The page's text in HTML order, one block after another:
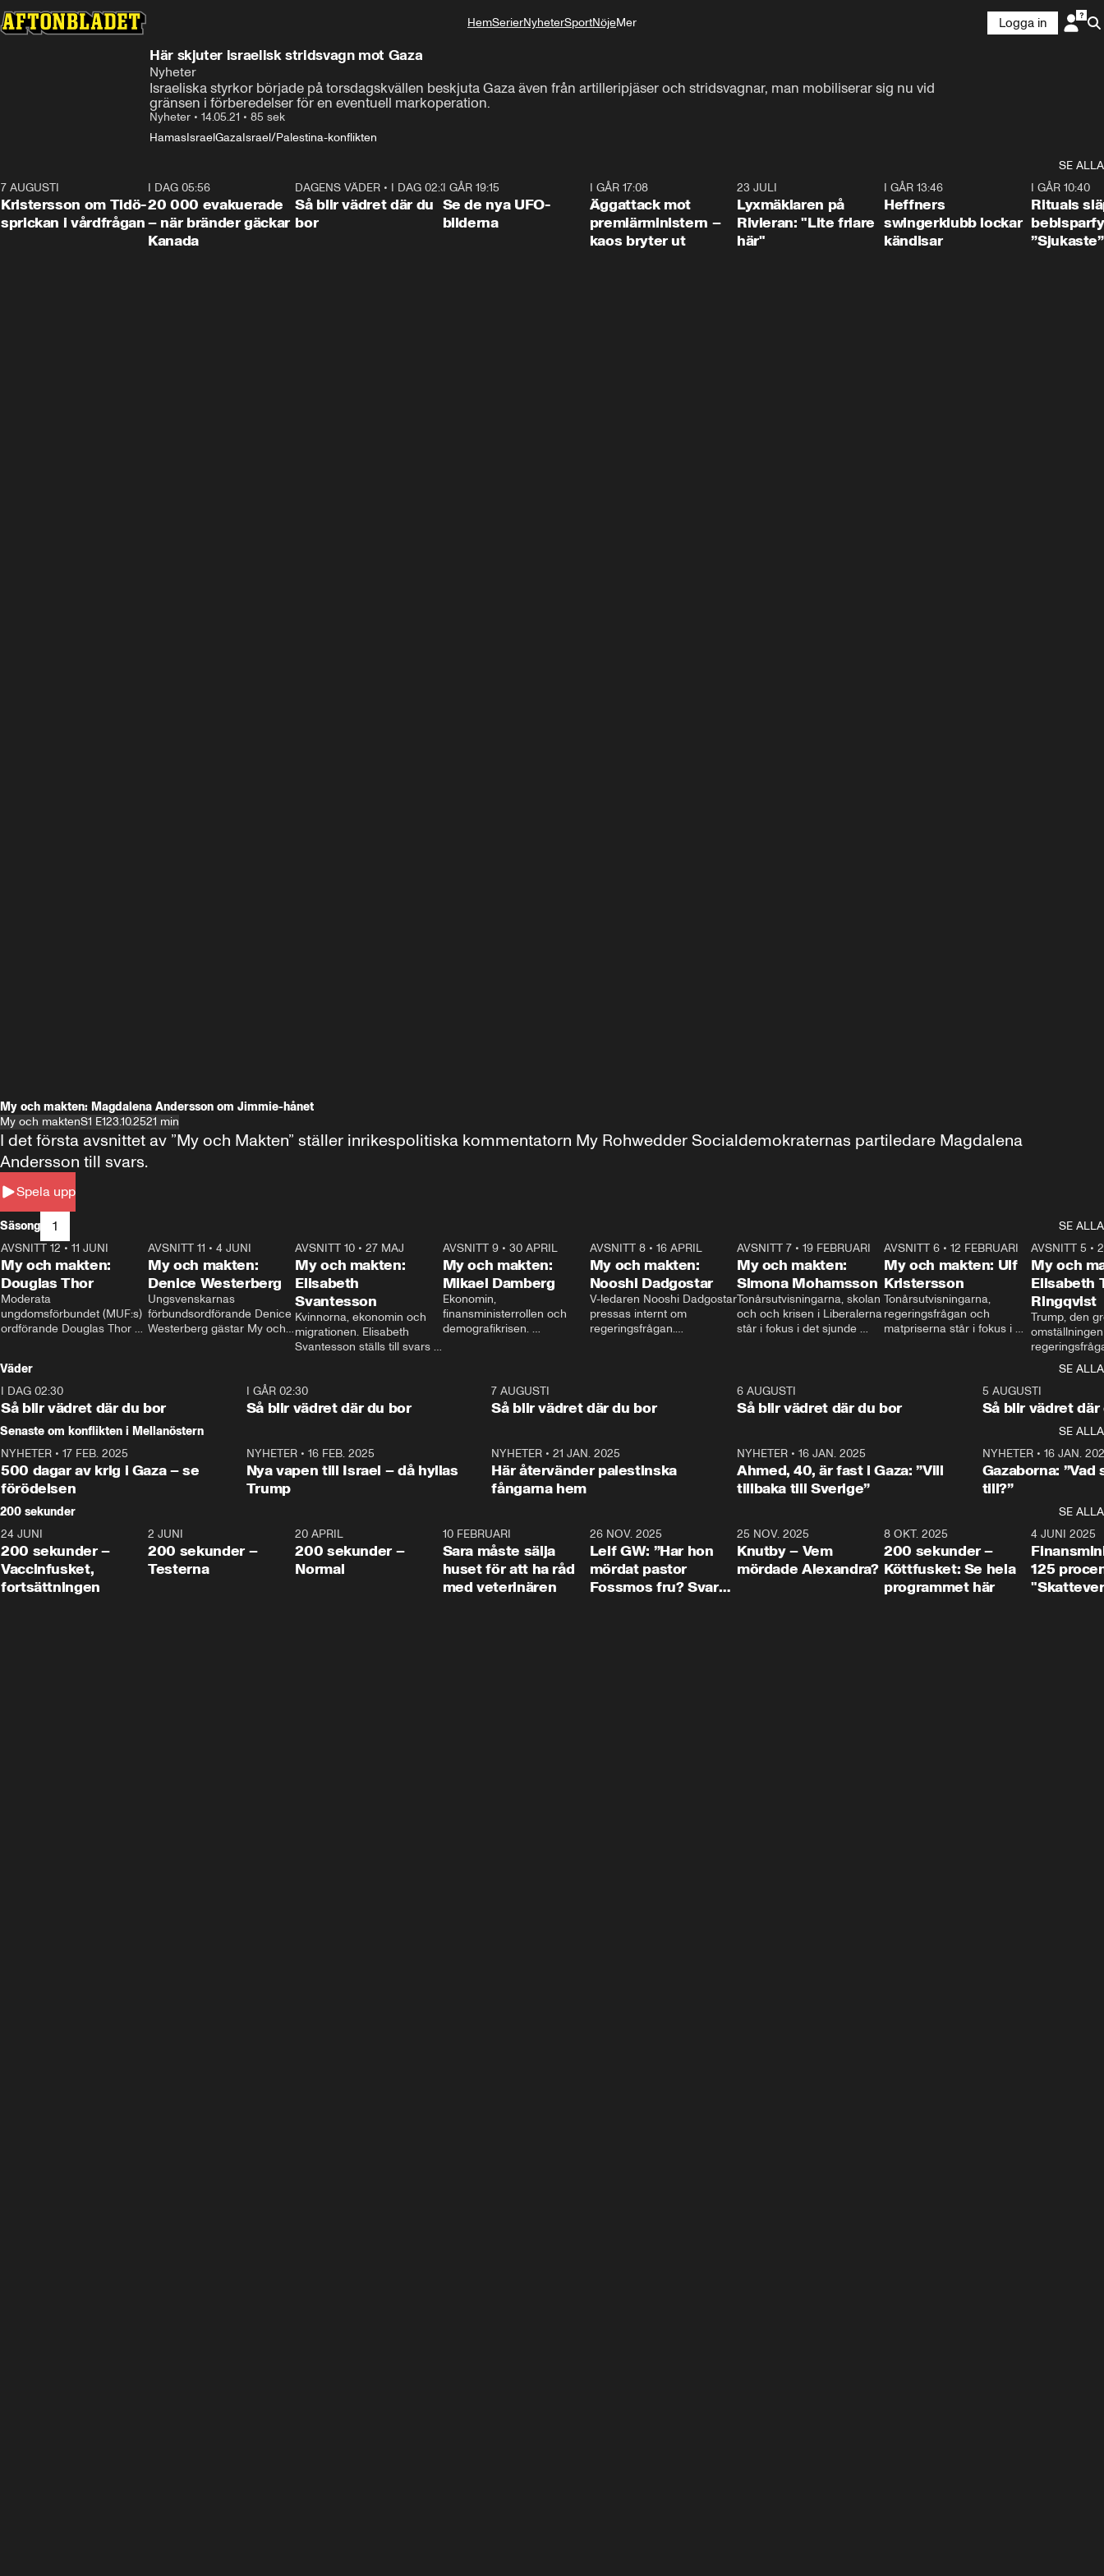
HemSerierNyheterSportNöjeMer
Logga in
Här skjuter israelisk stridsvagn mot Gaza
Nyheter
Israeliska styrkor började på torsdagskvällen beskjuta Gaza även från artilleripjäser och stridsvagnar, man mobiliserar sig nu vid
gränsen i förberedelser för en eventuell markoperation.
Nyheter • 14.05.21 • 85 sek
HamasIsraelGazaIsrael/Palestina-konflikten
SE ALLA
7 AUGUSTI
Kristersson om Tidö-
sprickan i vårdfrågan
I DAG 05:56
20 000 evakuerade
– när bränder gäckar
Kanada
1:06
DAGENS VÄDER • I DAG 02:30
Så blir vädret där du
bor
I GÅR 19:15
Se de nya UFO-
bilderna
I GÅR 17:08
Äggattack mot
premiärministern –
kaos bryter ut
23 JULI
Lyxmäklaren på
Rivieran: "Lite friare
här"
I GÅR 13:46
Heffners
swingerklubb lockar
kändisar
I GÅR 10:40
Rituals
”Sjukaste”
My och makten: Magdalena Andersson om Jimmie-hånet
My och maktenS1 E123.10.2521 min
Spela upp
I det första avsnittet av ”My och Makten” ställer inrikespolitiska kommentatorn My Rohwedder Socialdemokraternas partiledare Magdalena
Andersson till svars.
Säsong 1
SE ALLA
26:27
AVSNITT 12 • 11 JUNI
My och makten:
Douglas Thor
Moderata
ungdomsförbundet (MUF:s)
ordförande Douglas Thor
tonårsutvisningarna och hur
Moderaterna ska locka
väljare till valet i höst.
23:40
AVSNITT 11 •4 JUNI
My och makten:
Denice Westerberg
Ungsvenskarnas
förbundsordförande Denice
Westerberg gästar My och
AVSNITT 10 •27 MAJ
My och makten:
Elisabeth
Svantesson
Kvinnorna, ekonomin och
migrationen. Elisabeth
Svantesson ställs till svars
AVSNITT 9• 30 APRIL
My och makten:
Mikael Damberg
Ekonomin,
finansministerrollen och
demografikrisen.
och Makten.
AVSNITT 8• 16 APRIL
My och makten:
Nooshi Dadgostar
V-ledaren Nooshi Dadgostar
pressas internt om
regeringsfrågan.
– Vi ställer upp i val. Ska vi
vara med så sitter vi förstås
24:30
AVSNITT 7• 19 FEBRUARI
My och makten:
Simona Mohamsson
Tonårsutvisningarna, skolan
och och krisen i Liberalerna
står i fokus i det sjunde
kommentator My
Rohwedder ställer
utbildnings- och
Mohamsson till svars.
27:30
AVSNITT 6 •12 FEBRUARI
My och makten: Ulf
Kristersson
Tonårsutvisningarna,
regeringsfrågan och
matpriserna står i fokus i
Rohwedder ställer
statsminister Ulf Kristersson
AVSNITT 5 •
My och
Elisabeth
Ringqvist
Trump, den
centrum i
avsnittet av
Makten”. Se
Aftonbladets
Rohwedder
Thand Ring
Väder
SE ALLA
I DAG 02:30
Så blir vädret där du bor
1:06
I GÅR 02:30
Så blir vädret där du bor
7 AUGUSTI
Så blir vädret där du bor
6 AUGUSTI
Så blir vädret där du bor
5 AUGUSTI
Så blir vädret där
Senaste om konflikten i Mellanöstern
SE ALLA
NYHETER • 17 FEB. 2025
500 dagar av krig i Gaza – se
förödelsen
NYHETER• 16 FEB. 2025
Nya vapen till Israel – då hyllas
Trump
NYHETER •21 JAN. 2025
Här återvänder palestinska
fångarna hem
NYHETER• 16 JAN. 2025
Ahmed, 40, är fast i Gaza: ”Vill
tillbaka till Sverige”
NYHETER• 16 JAN.
Gazaborna:
till?”
200 sekunder
SE ALLA
5:00
24 JUNI
200 sekunder –
Vaccinfusket,
fortsättningen
4:23
2 JUNI
200 sekunder –
Testerna
20 APRIL
200 sekunder –
Normal
10 FEBRUARI
Sara måste sälja
huset för att ha råd
med veterinären
26 NOV. 2025
Leif GW: ”Har hon
mördat pastor
Fossmos fru? Svar
31:05
25 NOV. 2025
Knutby – Vem
mördade Alexandra?
4:29
8 OKT. 2025
200 sekunder –
Köttfusket: Se hela
programmet här
4 JUNI 2025
125